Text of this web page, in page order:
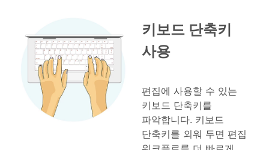
키보드 단축키
사용
편집에 사용할 수 있는
키보드 단축키를
파악합니다. 키보드
단축키를 외워 두면 편집